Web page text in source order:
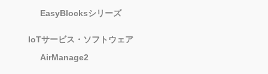
EasyBlocksシリーズ
IoTサービス・ソフトウェア
AirManage2